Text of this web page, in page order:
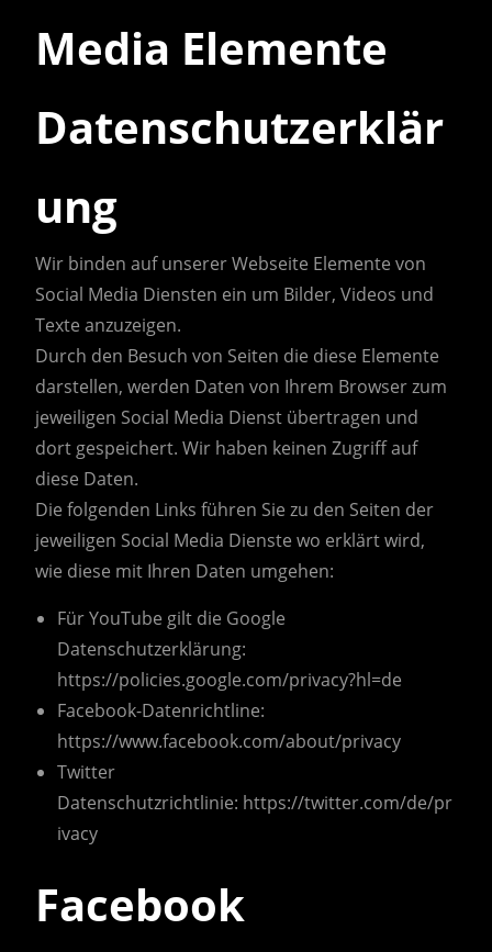
Media Elemente
Datenschutzerklär
ung
Wir binden auf unserer Webseite Elemente von
Social Media Diensten ein um Bilder, Videos und
Texte anzuzeigen.
Durch den Besuch von Seiten die diese Elemente
darstellen, werden Daten von Ihrem Browser zum
jeweiligen Social Media Dienst übertragen und
dort gespeichert. Wir haben keinen Zugriff auf
diese Daten.
Die folgenden Links führen Sie zu den Seiten der
jeweiligen Social Media Dienste wo erklärt wird,
wie diese mit Ihren Daten umgehen:
Für YouTube gilt die Google
Datenschutzerklärung:
https://policies.google.com/privacy?hl=de
Facebook-Datenrichtline:
https://www.facebook.com/about/privacy
Twitter
Datenschutzrichtlinie: https://twitter.com/de/pr
ivacy
Facebook